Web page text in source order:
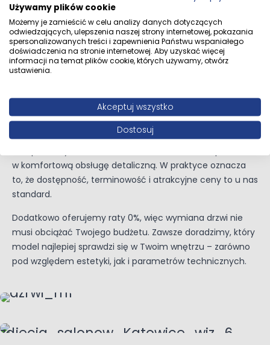
Dlaczego warto wybrać nasz salon
drzwi w Katowicach?
Bo tu wszystko masz pod ręką – setki modeli w jednym
miejscu, ekspozycję z gotowymi aranżacjami,
profesjonalne doradztwo i możliwość pomiaru przed
w komfortową obsługę detaliczną. W praktyce oznacza
to, że dostępność, terminowość i atrakcyjne ceny to u nas
standard.
Dodatkowo oferujemy raty 0%, więc wymiana drzwi nie
musi obciążać Twojego budżetu. Zawsze doradzimy, który
model najlepiej sprawdzi się w Twoim wnętrzu – zarówno
pod względem estetyki, jak i parametrów technicznych.
Używamy plików cookie
Możemy je zamieścić w celu analizy danych dotyczących
odwiedzających, ulepszenia naszej strony internetowej, pokazania
spersonalizowanych treści i zapewnienia Państwu wspaniałego
doświadczenia na stronie internetowej. Aby uzyskać więcej
informacji na temat plików cookie, których używamy, otwórz
ustawienia.
Akceptuj wszystko
Dostosuj